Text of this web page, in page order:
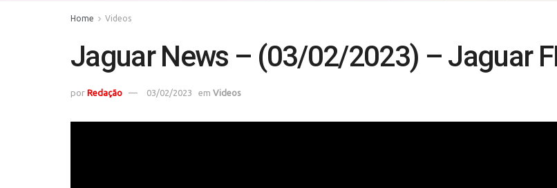
Home Videos
Jaguar News – (03/02/2023) – Jaguar
por Redação 03/02/2023 em Videos